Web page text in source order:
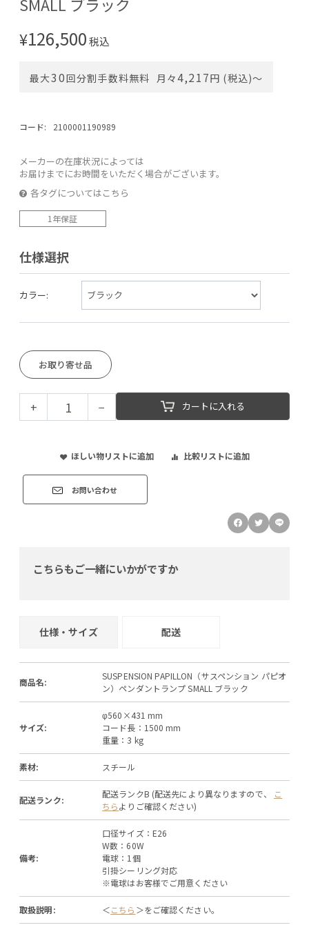
¥126,500税込
最大30回分割手数料無料 月々4,217円 (税込)〜
コード: 2100001190989
メーカーの在庫状況によっては
お届けまでにお時間をいただく場合がございます。
各タグについてはこちら
1年保証
仕様選択
カラー:
お取り寄せ品
+ − カートに入れる
ほしい物リストに追加 比較リストに追加
お問い合わせ
こちらもご一緒にいかがですか
仕様・サイズ 配送
商品名:
SUSPENSION PAPILLON（サスペンション パピオ
ン）ペンダントランプ SMALL ブラック
サイズ:
φ560×431 mm
コード長：1500 mm
重量：3 kg
素材: スチール
配送ランク:
配送ランクB (配送先により異なりますので、
こ
ちらよりご確認ください)
備考:
口径サイズ：E26
W数：60W
電球：1個
引掛シーリング対応
※電球はお客様でご用意ください
取扱説明: ＜こちら ＞をご確認ください。